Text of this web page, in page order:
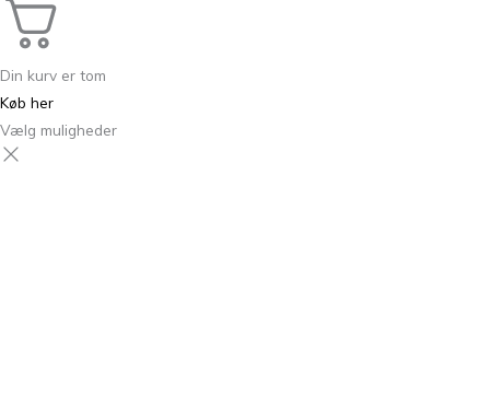
Din kurv er tom
Køb her
Vælg muligheder